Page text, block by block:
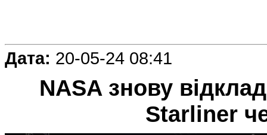
Дата: 20-05-24 08:41
NASA знову
Starliner